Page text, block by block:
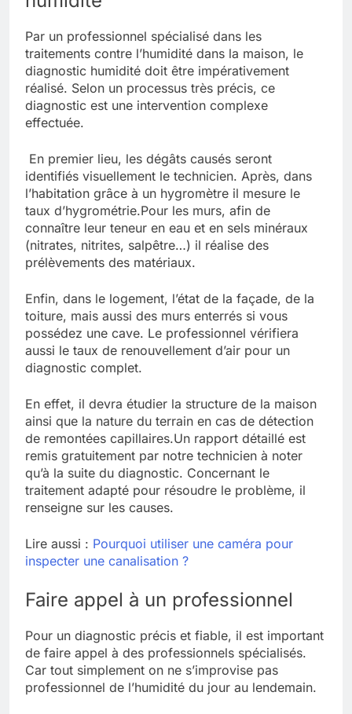
Par un professionnel spécialisé dans les
traitements contre l’humidité dans la maison, le
diagnostic humidité doit être impérativement
réalisé. Selon un processus très précis, ce
diagnostic est une intervention complexe
effectuée.
En premier lieu, les dégâts causés seront
identifiés visuellement le technicien. Après, dans
l’habitation grâce à un hygromètre il mesure le
taux d’hygrométrie.Pour les murs, afin de
connaître leur teneur en eau et en sels minéraux
(nitrates, nitrites, salpêtre…) il réalise des
prélèvements des matériaux.
Enfin, dans le logement, l’état de la façade, de la
toiture, mais aussi des murs enterrés si vous
possédez une cave. Le professionnel vérifiera
aussi le taux de renouvellement d’air pour un
diagnostic complet.
En effet, il devra étudier la structure de la maison
ainsi que la nature du terrain en cas de détection
de remontées capillaires.Un rapport détaillé est
remis gratuitement par notre technicien à noter
qu’à la suite du diagnostic. Concernant le
traitement adapté pour résoudre le problème, il
renseigne sur les causes.
Lire aussi : Pourquoi utiliser une caméra pour
inspecter une canalisation ?
Faire appel à un professionnel
Pour un diagnostic précis et fiable, il est important
de faire appel à des professionnels spécialisés.
Car tout simplement on ne s’improvise pas
professionnel de l’humidité du jour au lendemain.